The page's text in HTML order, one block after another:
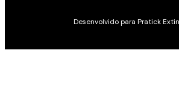
Desenvolvido para Pratick